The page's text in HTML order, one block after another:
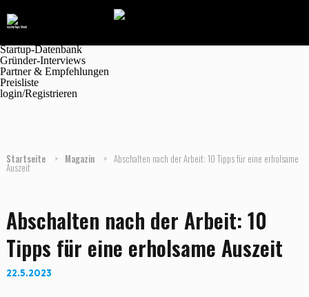
Marktplatz
Magazin
Startup-Datenbank
Gründer-Interviews
Partner & Empfehlungen
Preisliste
login/Registrieren
Startseite > Magazin > Abschalten nach der Arbeit: 10 Tipps für eine erholsame
Auszeit
Abschalten nach der Arbeit: 10
Tipps für eine erholsame Auszeit
22.5.2023